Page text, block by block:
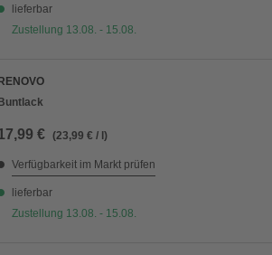
lieferbar
Zustellung 13.08. - 15.08.
RENOVO
Buntlack
€ (23,99 € / l)
Verfügbarkeit im Markt prüfen
lieferbar
Zustellung 13.08. - 15.08.